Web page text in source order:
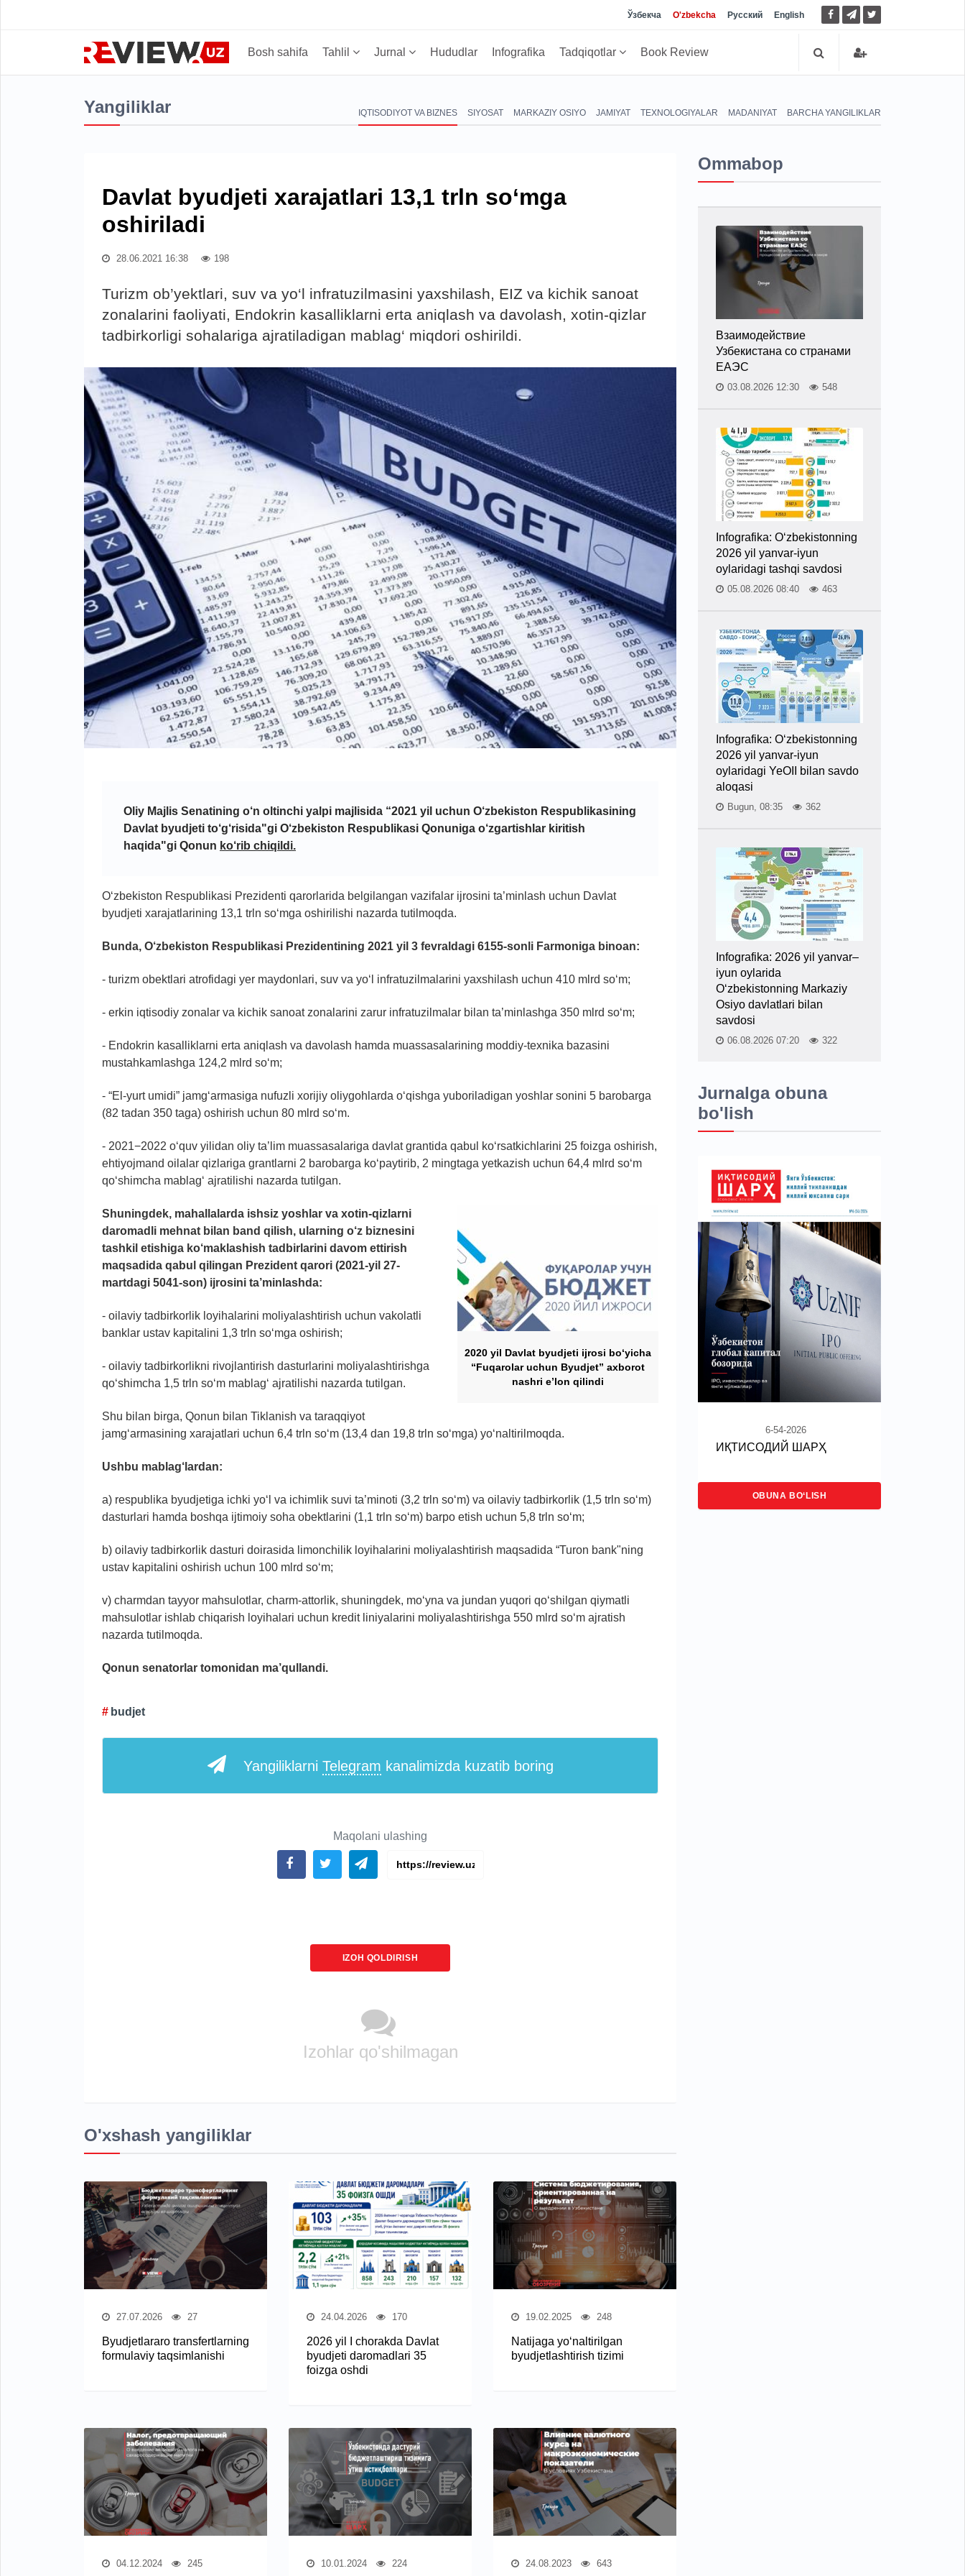
Ўзбекча O'zbekcha Русский English
Bosh sahifa Tahlil Jurnal Hududlar Infografika Tadqiqotlar Book Review
Yangiliklar IQTISODIYOT VA BIZNES SIYOSAT MARKAZIY OSIYO JAMIYAT TEXNOLOGIYALAR MADANIYAT BARCHA YANGILIKLAR
Davlat byudjeti xarajatlari 13,1 trln so‘mga
oshiriladi
28.06.2021 16:38 198
Turizm ob’yektlari, suv va yo‘l infratuzilmasini yaxshilash, EIZ va kichik sanoat
zonalarini faoliyati, Endokrin kasalliklarni erta aniqlash va davolash, xotin-qizlar
tadbirkorligi sohalariga ajratiladigan mablag‘ miqdori oshirildi.
Oliy Majlis Senatining o‘n oltinchi yalpi majlisida “2021 yil uchun O‘zbekiston Respublikasining
Davlat byudjeti to‘g‘risida"gi O‘zbekiston Respublikasi Qonuniga o‘zgartishlar kiritish
haqida"gi Qonun ko‘rib chiqildi.
O‘zbekiston Respublikasi Prezidenti qarorlarida belgilangan vazifalar ijrosini ta’minlash uchun Davlat
byudjeti xarajatlarining 13,1 trln so‘mga oshirilishi nazarda tutilmoqda.
Bunda, O‘zbekiston Respublikasi Prezidentining 2021 yil 3 fevraldagi 6155-sonli Farmoniga binoan:
- turizm obektlari atrofidagi yer maydonlari, suv va yo‘l infratuzilmalarini yaxshilash uchun 410 mlrd so‘m;
- erkin iqtisodiy zonalar va kichik sanoat zonalarini zarur infratuzilmalar bilan ta’minlashga 350 mlrd so‘m;
- Endokrin kasalliklarni erta aniqlash va davolash hamda muassasalarining moddiy-texnika bazasini
mustahkamlashga 124,2 mlrd so‘m;
- “El-yurt umidi” jamg‘armasiga nufuzli xorijiy oliygohlarda o‘qishga yuboriladigan yoshlar sonini 5 barobarga
(82 tadan 350 taga) oshirish uchun 80 mlrd so‘m.
- 2021−2022 o‘quv yilidan oliy ta’lim muassasalariga davlat grantida qabul ko‘rsatkichlarini 25 foizga oshirish,
ehtiyojmand oilalar qizlariga grantlarni 2 barobarga ko‘paytirib, 2 mingtaga yetkazish uchun 64,4 mlrd so‘m
qo‘shimcha mablag‘ ajratilishi nazarda tutilgan.
2020 yil Davlat byudjeti ijrosi bo‘yicha
“Fuqarolar uchun Byudjet” axborot
nashri e’lon qilindi
Shuningdek, mahallalarda ishsiz yoshlar va xotin-qizlarni
daromadli mehnat bilan band qilish, ularning o‘z biznesini
tashkil etishiga ko‘maklashish tadbirlarini davom ettirish
maqsadida qabul qilingan Prezident qarori (2021-yil 27-
martdagi 5041-son) ijrosini ta’minlashda:
- oilaviy tadbirkorlik loyihalarini moliyalashtirish uchun vakolatli
banklar ustav kapitalini 1,3 trln so‘mga oshirish;
- oilaviy tadbirkorlikni rivojlantirish dasturlarini moliyalashtirishga
qo‘shimcha 1,5 trln so‘m mablag‘ ajratilishi nazarda tutilgan.
Shu bilan birga, Qonun bilan Tiklanish va taraqqiyot
jamg‘armasining xarajatlari uchun 6,4 trln so‘m (13,4 dan 19,8 trln so‘mga) yo‘naltirilmoqda.
Ushbu mablag‘lardan:
a) respublika byudjetiga ichki yo‘l va ichimlik suvi ta’minoti (3,2 trln so‘m) va oilaviy tadbirkorlik (1,5 trln so‘m)
dasturlari hamda boshqa ijtimoiy soha obektlarini (1,1 trln so‘m) barpo etish uchun 5,8 trln so‘m;
b) oilaviy tadbirkorlik dasturi doirasida limonchilik loyihalarini moliyalashtirish maqsadida “Turon bank"ning
ustav kapitalini oshirish uchun 100 mlrd so‘m;
v) charmdan tayyor mahsulotlar, charm-attorlik, shuningdek, mo‘yna va jundan yuqori qo‘shilgan qiymatli
mahsulotlar ishlab chiqarish loyihalari uchun kredit liniyalarini moliyalashtirishga 550 mlrd so‘m ajratish
nazarda tutilmoqda.
Qonun senatorlar tomonidan ma’qullandi.
budjet
Yangiliklarni Telegram kanalimizda kuzatib boring
Maqolani ulashing
IZOH QOLDIRISH
Izohlar qo'shilmagan
O'xshash yangiliklar
27.07.2026 27
Byudjetlararo transfertlarning
formulaviy taqsimlanishi
24.04.2026 170
2026 yil I chorakda Davlat
byudjeti daromadlari 35
foizga oshdi
19.02.2025 248
Natijaga yo‘naltirilgan
byudjetlashtirish tizimi
04.12.2024 245 10.01.2024 224 24.08.2023 643
Ommabop
Взаимодействие
Узбекистана со странами
ЕАЭС
03.08.2026 12:30 548
Infografika: O‘zbekistonning
2026 yil yanvar-iyun
oylaridagi tashqi savdosi
05.08.2026 08:40 463
Infografika: O‘zbekistonning
2026 yil yanvar-iyun
oylaridagi YeOII bilan savdo
aloqasi
Bugun, 08:35 362
Infografika: 2026 yil yanvar–
iyun oylarida
O‘zbekistonning Markaziy
Osiyo davlatlari bilan
savdosi
06.08.2026 07:20 322
Jurnalga obuna
bo'lish
6-54-2026
ИҚТИСОДИЙ ШАРҲ
OBUNA BO‘LISH